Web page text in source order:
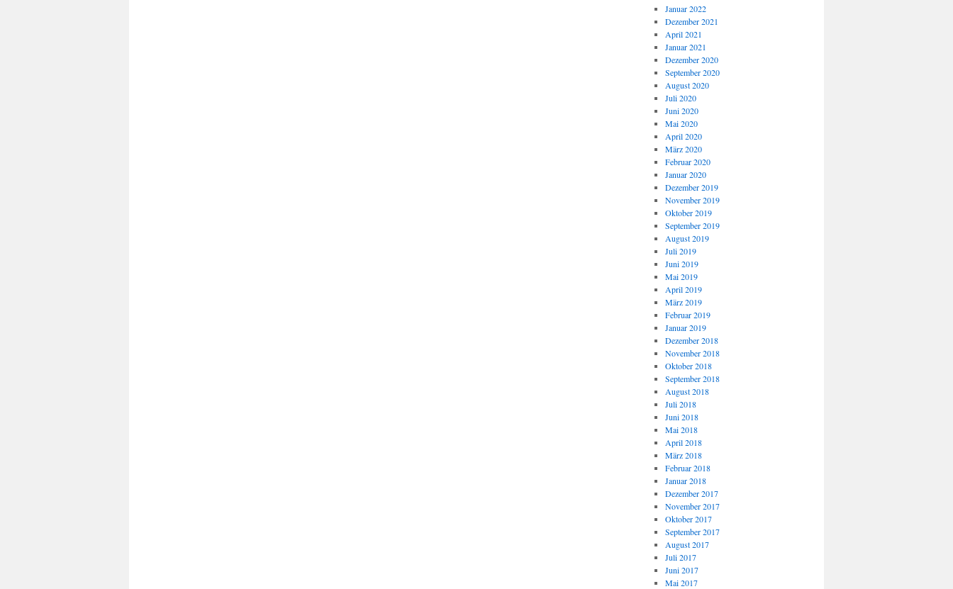
Januar 2022
Dezember 2021
April 2021
Januar 2021
Dezember 2020
September 2020
August 2020
Juli 2020
Juni 2020
Mai 2020
April 2020
März 2020
Februar 2020
Januar 2020
Dezember 2019
November 2019
Oktober 2019
September 2019
August 2019
Juli 2019
Juni 2019
Mai 2019
April 2019
März 2019
Februar 2019
Januar 2019
Dezember 2018
November 2018
Oktober 2018
September 2018
August 2018
Juli 2018
Juni 2018
Mai 2018
April 2018
März 2018
Februar 2018
Januar 2018
Dezember 2017
November 2017
Oktober 2017
September 2017
August 2017
Juli 2017
Juni 2017
Mai 2017